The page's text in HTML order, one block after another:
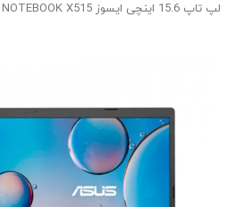
لپ تاپ 15.6 اینچی ایسوز ASUS NOTEBOOK X515